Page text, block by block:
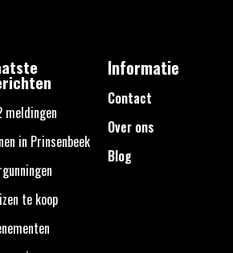
meldingen
in Prinsenbeek
te koop
Informatie
Contact
Over ons
Blog